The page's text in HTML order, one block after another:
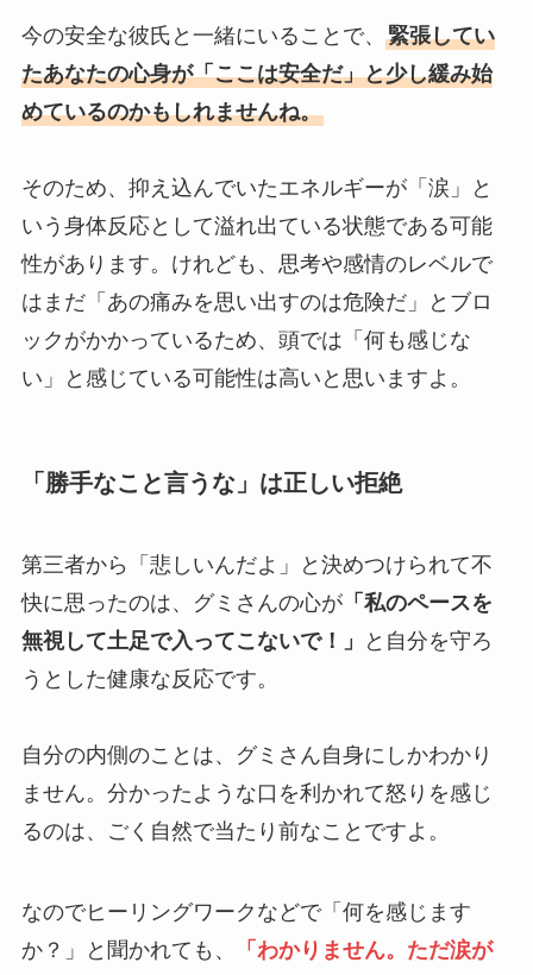
今の安全な彼氏と一緒にいることで、 緊張してい
たあなたの心身が「ここは安全だ」と少し緩み始
めているのかもしれませんね。
そのため、抑え込んでいたエネルギーが「涙」と
いう身体反応として溢れ出ている状態である可能
性があります。けれども、思考や感情のレベルで
はまだ「あの痛みを思い出すのは危険だ」とブロ
ックがかかっているため、頭では「何も感じな
い」と感じている可能性は高いと思いますよ。
「勝手なこと言うな」は正しい拒絶
第三者から「悲しいんだよ」と決めつけられて不
快に思ったのは、グミさんの心が「私のペースを
無視して土足で入ってこないで！」
と自分を守ろ
うとした健康な反応です。
自分の内側のことは、グミさん自身にしかわかり
ません。分かったような口を利かれて怒りを感じ
るのは、ごく自然で当たり前なことですよ。
なのでヒーリングワークなどで「何を感じます
か？」と聞かれても、
「わかりません。ただ涙が